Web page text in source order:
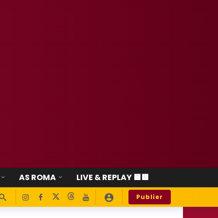
AS ROMA LIVE & REPLAY 🟨🟥
Publier